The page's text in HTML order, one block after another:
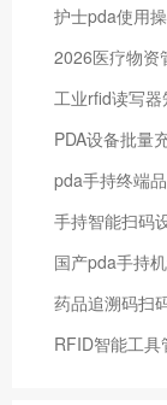
2026医疗物资
工业rfid读写
PDA设备批量
pda手持终端
国产pda手持
RFID智能工